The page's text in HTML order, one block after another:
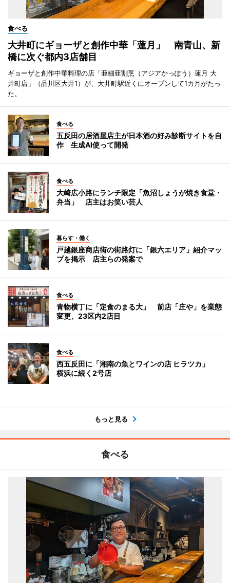
食べる
大井町にギョーザと創作中華「蓮月」 南青山、新
橋に次ぐ都内3店舗目
ギョーザと創作中華料理の店「亜細亜割烹（アジアかっぽう）蓮月 大
井町店」（品川区大井1）が、大井町駅近くにオープンして1カ月がたっ
た。
食べる
五反田の居酒屋店主が日本酒の好み診断サイトを自
作 生成AI使って開発
食べる
大崎広小路にランチ限定「魚沼しょうが焼き食堂・
弁当」 店主はお笑い芸人
暮らす・働く
戸越銀座商店街の街路灯に「銀六エリア」紹介マッ
プを掲示 店主らの発案で
食べる
青物横丁に「定食のまる大」 前店「庄や」を業態
変更、23区内2店目
食べる
西五反田に「湘南の魚とワインの店 ヒラツカ」
横浜に続く2号店
もっと見る
食べる